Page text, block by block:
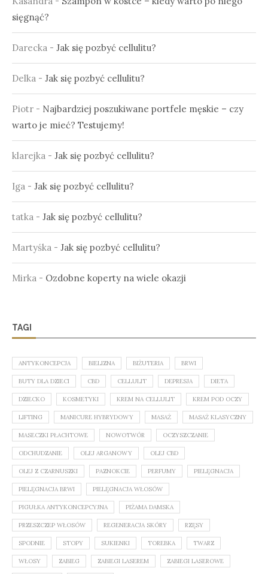
sięgnąć?
Darecka - Jak się pozbyć cellulitu?
Delka - Jak się pozbyć cellulitu?
Piotr - Najbardziej poszukiwane portfele męskie – czy
warto je mieć? Testujemy!
klarejka - Jak się pozbyć cellulitu?
Iga - Jak się pozbyć cellulitu?
tatka - Jak się pozbyć cellulitu?
Martyśka - Jak się pozbyć cellulitu?
Mirka - Ozdobne koperty na wiele okazji
TAGI
ANTYKONCEPCJA BIELIZNA BIŻUTERIA BRWI
BUTY DLA DZIECI CBD CELLULIT DEPRESJA DIETA
DZIECKO KOSMETYKI KREM NA CELLULIT KREM POD OCZY
LIFTING MANICURE HYBRYDOWY MASAŻ MASAŻ KLASYCZNY
MASECZKI PŁACHTOWE NOWOTWÓR OCZYSZCZANIE
ODCHUDZANIE OLEJ ARGANOWY OLEJ CBD
OLEJ Z CZARNUSZKI PAZNOKCIE PERFUMY PIELĘGNACJA
PIELĘGNACJA BRWI PIELĘGNACJA WŁOSÓW
PIGUŁKA ANTYKONCEPCYJNA PIŻAMA DAMSKA
PRZESZCZEP WŁOSÓW REGENERACJA SKÓRY RZĘSY
SPODNIE STOPY SUKIENKI TOREBKA TWARZ
WŁOSY ZABIEG ZABIEGI LASEREM ZABIEGI LASEROWE